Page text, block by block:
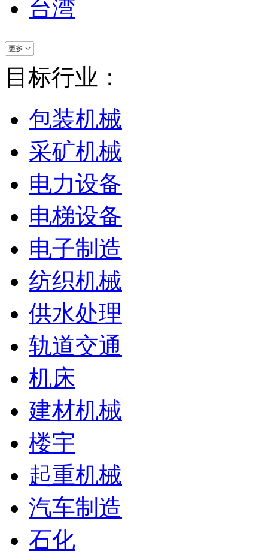
台湾
目标行业：
包装机械
采矿机械
电力设备
电梯设备
电子制造
纺织机械
供水处理
轨道交通
机床
建材机械
楼宇
起重机械
汽车制造
石化